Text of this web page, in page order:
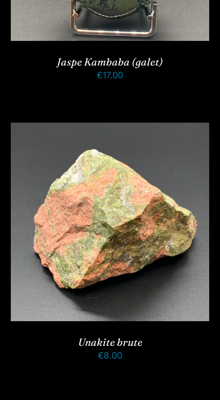
Jaspe Kambaba (galet)
€17.00
Unakite brute
€8.00